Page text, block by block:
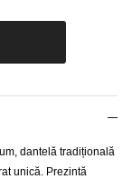
dantelă tradițională
unică. Prezintă